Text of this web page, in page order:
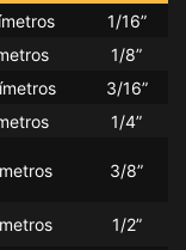
1/16”
1/8”
3/16”
1/4”
3/8”
1/2”